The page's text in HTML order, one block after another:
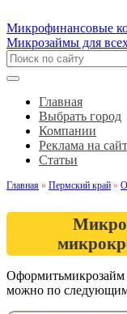
Микрофинансовые
Микрозаймы для
Главная
Выбрать город
Компании
Реклама на
Статьи
Главная » Пермский край »
Оформитьмикрозайм
можно по следующим